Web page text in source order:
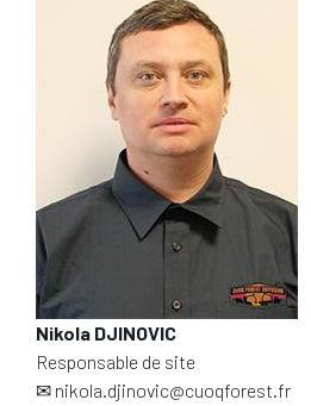
Nikola DJINOVIC
Responsable de site
✉ nikola.djinovic@cuoqforest.fr